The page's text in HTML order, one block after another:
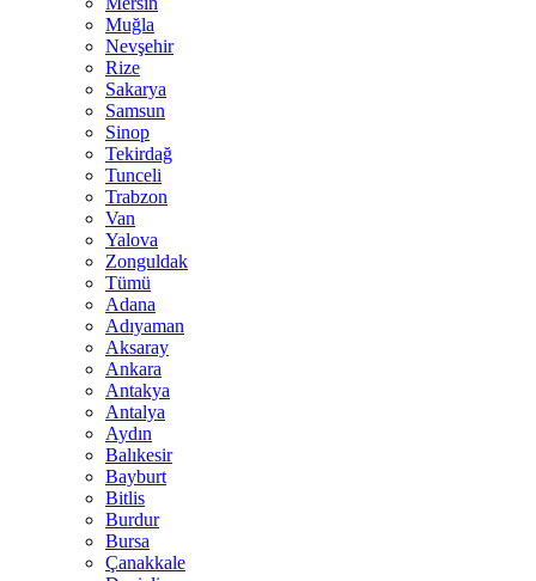
Muğla
Nevşehir
Rize
Sakarya
Samsun
Sinop
Tekirdağ
Tunceli
Trabzon
Van
Yalova
Zonguldak
Tümü
Adana
Adıyaman
Aksaray
Ankara
Antakya
Antalya
Aydın
Balıkesir
Bayburt
Bitlis
Burdur
Bursa
Çanakkale